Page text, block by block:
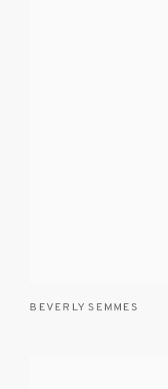
BEVERLY SEMMES